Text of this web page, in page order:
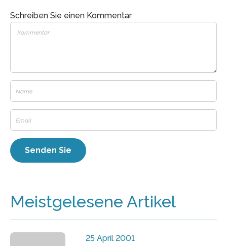
Schreiben Sie einen Kommentar
Meistgelesene Artikel
25 April 2001